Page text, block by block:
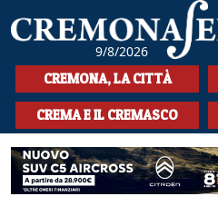
9/8/2026
HOME
CRONACA
SPORT
LA MUSICA
CREMONA, LA CITTÀ
CREMA E IL CREMASCO